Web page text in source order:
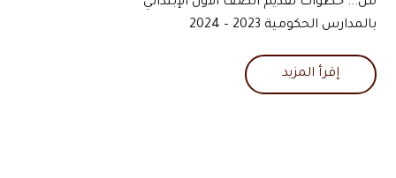
بالمدارس الحكومية 2023 – 2024
إقرأ المزيد